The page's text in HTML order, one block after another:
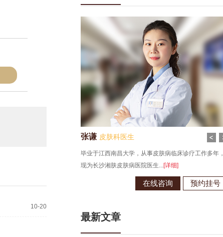
10-20
张谦 皮肤科医生
毕业于江西南昌大学，从事皮肤病临床诊疗工作多年，
现为长沙湘肤皮肤病医院医生...[详细]
在线咨询 预约挂号
最新文章